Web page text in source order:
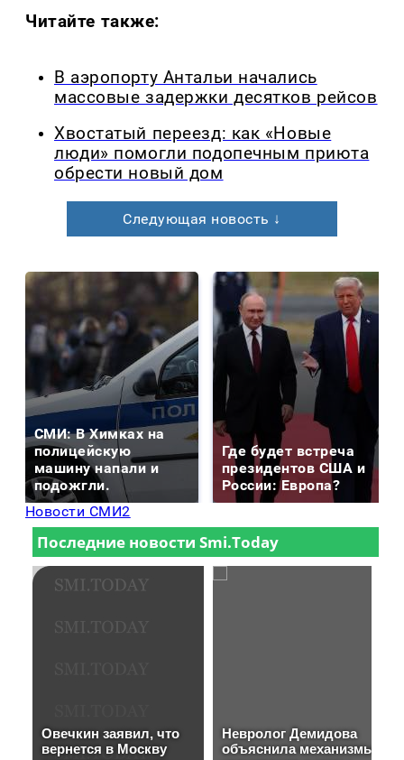
Читайте также:
В аэропорту Антальи начались
массовые задержки десятков рейсов
Хвостатый переезд: как «Новые
люди» помогли подопечным приюта
обрести новый дом
Следующая новость ↓
СМИ: В Химках на
полицейскую
машину напали и
подожгли.
Где будет встреча
президентов США и
России: Европа?
Новости СМИ2